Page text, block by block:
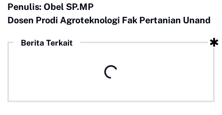
Penulis: Obel SP.MP
Dosen Prodi Agroteknologi Fak Pertanian Unand
Berita Terkait